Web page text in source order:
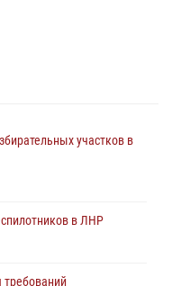
участков в
в ЛНР